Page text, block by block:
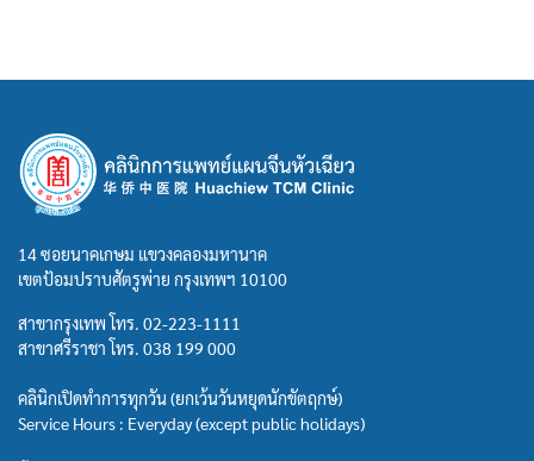
14 ซอยนาคเกษม แขวงคลองมหานาค
เขตป้อมปราบศัตรูพ่าย กรุงเทพฯ 10100
สาขากรุงเทพ โทร. 02-223-1111
สาขาศรีราชา โทร. 038 199 000
คลินิกเปิดทำการทุกวัน (ยกเว้นวันหยุดนักขัตฤกษ์)
Service Hours : Everyday (except public holidays)